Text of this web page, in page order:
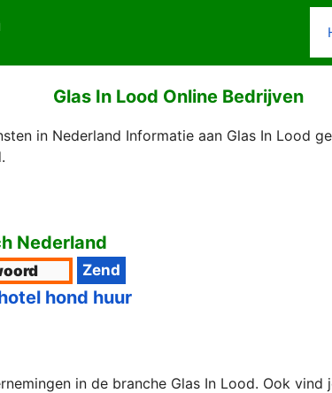
Glas In Lood Online Bedrijven
in Nederland Informatie aan Glas In Lood
Nederland
hond huur
in de branche Glas In Lood. Ook